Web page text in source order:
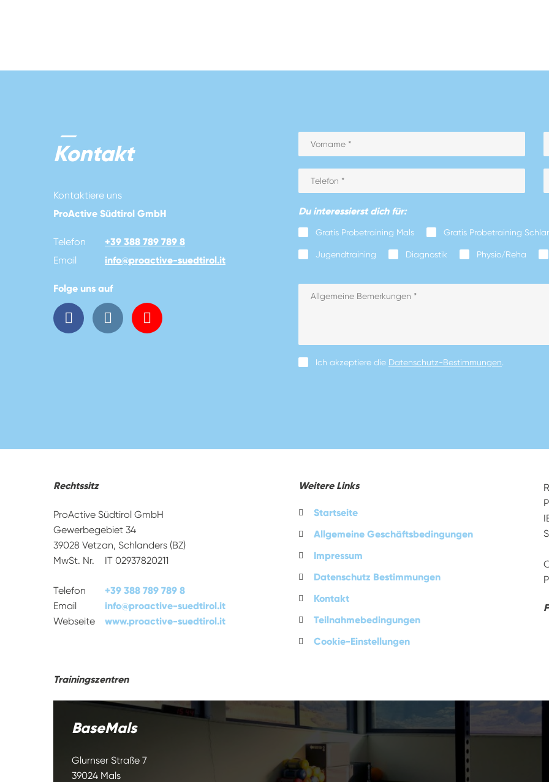
Kontakt
Kontaktiere uns
ProActive Südtirol GmbH
Telefon
+39 388 789 789 8
Email
info@proactive-suedtirol.it
Folge uns auf
Du interessierst dich für:
Gratis Probetraining Mals Gratis Probetraining
Jugendtraining Diagnostik Physio/Reha
Ich akzeptiere die Datenschutz-Bestimmungen.
Rechtssitz
ProActive Südtirol GmbH
Gewerbegebiet 34
39028 Vetzan, Schlanders (BZ)
MwSt. Nr.
IT 02937820211
Telefon
+39 388 789 789 8
Email
info@proactive-suedtirol.it
Webseite
www.proactive-suedtirol.it
Weitere Links
Startseite
Allgemeine Geschäftsbedingungen
Impressum
Datenschutz Bestimmungen
Kontakt
Teilnahmebedingungen
Cookie-Einstellungen
Trainingszentren
BaseMals
Glurnser Straße 7
39024 Mals